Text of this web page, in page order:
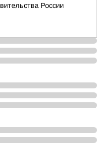
России